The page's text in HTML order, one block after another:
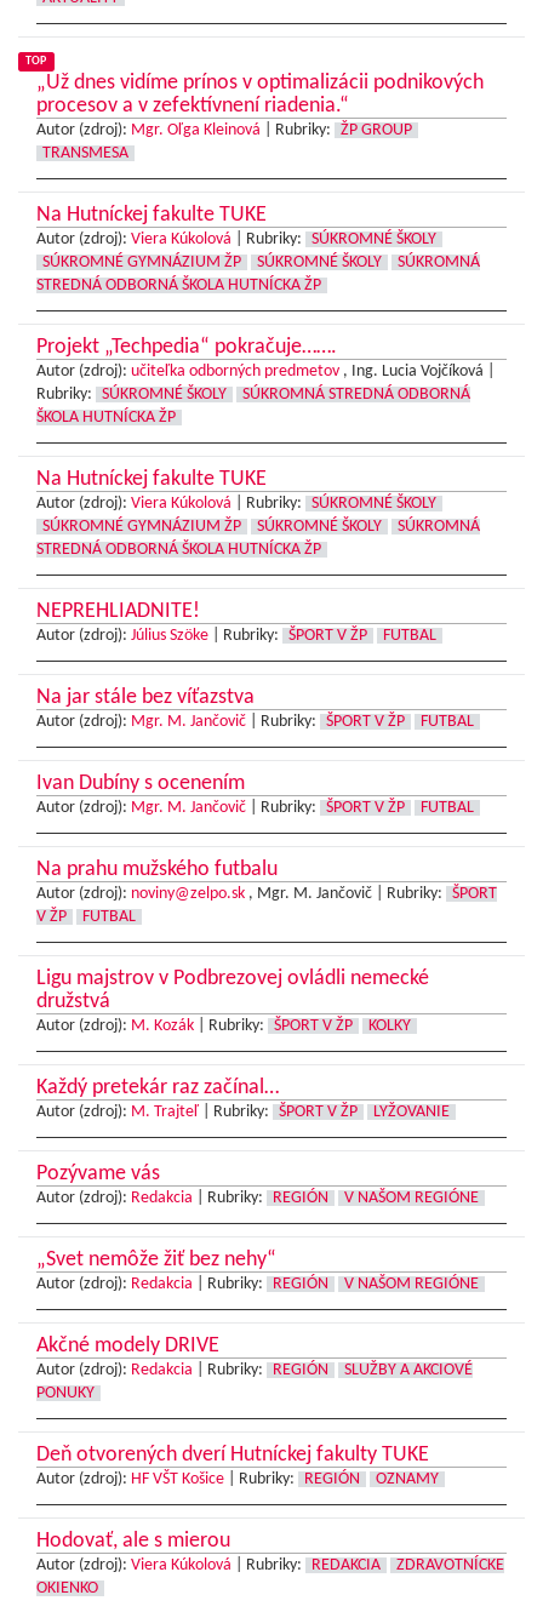
TOP
„Už dnes vidíme prínos v optimalizácii podnikových
procesov a v zefektívnení riadenia.“
Autor (zdroj): Mgr. Oľga Kleinová Rubriky:
ŽP GROUP
TRANSMESA
Na Hutníckej fakulte TUKE
Autor (zdroj): Viera Kúkolová Rubriky:
SÚKROMNÉ ŠKOLY
SÚKROMNÉ GYMNÁZIUM ŽP
SÚKROMNÉ ŠKOLY
SÚKROMNÁ
STREDNÁ ODBORNÁ ŠKOLA HUTNÍCKA ŽP
Projekt „Techpedia“ pokračuje…….
Autor (zdroj): učiteľka odborných predmetov , Ing. Lucia Vojčíková |
Rubriky:
SÚKROMNÉ ŠKOLY
SÚKROMNÁ STREDNÁ ODBORNÁ
ŠKOLA HUTNÍCKA ŽP
Na Hutníckej fakulte TUKE
Autor (zdroj): Viera Kúkolová Rubriky:
SÚKROMNÉ ŠKOLY
SÚKROMNÉ GYMNÁZIUM ŽP
SÚKROMNÉ ŠKOLY
SÚKROMNÁ
STREDNÁ ODBORNÁ ŠKOLA HUTNÍCKA ŽP
NEPREHLIADNITE!
Autor (zdroj): Július Szöke Rubriky: ŠPORT V ŽP FUTBAL
Na jar stále bez víťazstva
Autor (zdroj): Mgr. M. Jančovič Rubriky: ŠPORT V ŽP FUTBAL
Ivan Dubíny s ocenením
Autor (zdroj): Mgr. M. Jančovič Rubriky: ŠPORT V ŽP FUTBAL
Na prahu mužského futbalu
Autor (zdroj): noviny@zelpo.sk , Mgr. M. Jančovič | Rubriky:
ŠPORT
V ŽP
FUTBAL
Ligu majstrov v Podbrezovej ovládli nemecké
družstvá
Autor (zdroj): M. Kozák Rubriky: ŠPORT V ŽP KOLKY
Každý pretekár raz začínal…
Autor (zdroj): M. Trajteľ Rubriky: ŠPORT V ŽP LYŽOVANIE
Pozývame vás
Autor (zdroj): Redakcia Rubriky: REGIÓN V NAŠOM REGIÓNE
„Svet nemôže žiť bez nehy“
Autor (zdroj): Redakcia Rubriky: REGIÓN V NAŠOM REGIÓNE
Akčné modely DRIVE
Autor (zdroj): Redakcia Rubriky: REGIÓN
SLUŽBY A AKCIOVÉ
PONUKY
Deň otvorených dverí Hutníckej fakulty TUKE
Autor (zdroj): HF VŠT Košice Rubriky: REGIÓN OZNAMY
Hodovať, ale s mierou
Autor (zdroj): Viera Kúkolová Rubriky: REDAKCIA
ZDRAVOTNÍCKE
OKIENKO